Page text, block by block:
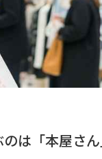
は「本屋さ